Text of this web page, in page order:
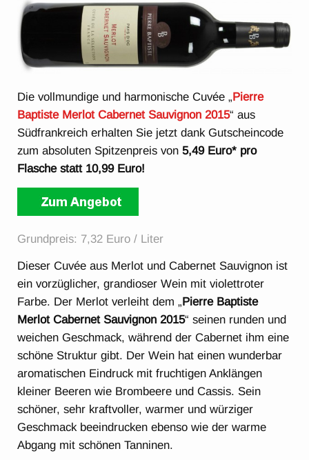
Die vollmundige und harmonische Cuvée „Pierre
Baptiste Merlot Cabernet Sauvignon 2015“ aus
Südfrankreich erhalten Sie jetzt dank Gutscheincode
zum absoluten Spitzenpreis von5,49 Euro* pro
Flasche statt 10,99 Euro!
Grundpreis: 7,32 Euro / Liter
Dieser Cuvée aus Merlot und Cabernet Sauvignon ist
ein vorzüglicher, grandioser Wein mit violettroter
Farbe. Der Merlot verleiht dem „ Pierre Baptiste
Merlot Cabernet Sauvignon 2015“ seinen runden und
weichen Geschmack, während der Cabernet ihm eine
schöne Struktur gibt. Der Wein hat einen wunderbar
aromatischen Eindruck mit fruchtigen Anklängen
kleiner Beeren wie Brombeere und Cassis. Sein
schöner, sehr kraftvoller, warmer und würziger
Geschmack beeindrucken ebenso wie der warme
Abgang mit schönen Tanninen.